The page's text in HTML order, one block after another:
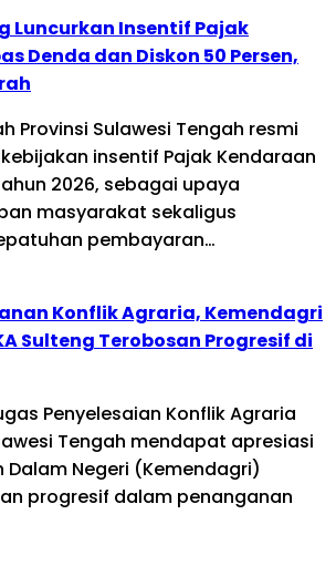
Luncurkan Insentif Pajak
Denda dan Diskon 50 Persen,
Provinsi Sulawesi Tengah resmi
insentif Pajak Kendaraan
2026, sebagai upaya
masyarakat sekaligus
pembayaran…
Konflik Agraria, Kemendagri
Sulteng Terobosan Progresif di
Penyelesaian Konflik Agraria
Tengah mendapat apresiasi
Dalam Negeri (Kemendagri)
progresif dalam penanganan